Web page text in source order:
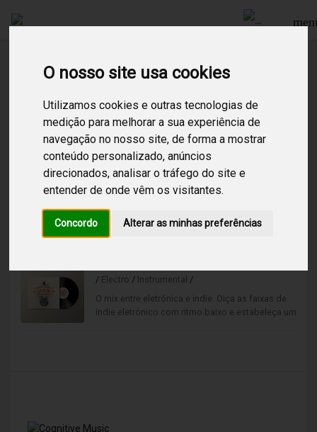
O nosso site usa cookies
Utilizamos cookies e outras tecnologias de
medição para melhorar a sua experiência de
navegação no nosso site, de forma a mostrar
conteúdo personalizado, anúncios
direcionados, analisar o tráfego do site e
entender de onde vêm os visitantes.
Concordo Alterar as minhas preferências
Procurar
Resultados encontrados para:indie electronico
Indie Electronico High
O mix entre eletrónica e indie. Oiça as faixas de
indie eletrónico com ritmo alto e estabeleça um
/ Electro / Instrumental /
O mix entre eletrónica e indie. Oiça as faixas de
indie eletrónico com ritmo baixo e estabeleça um